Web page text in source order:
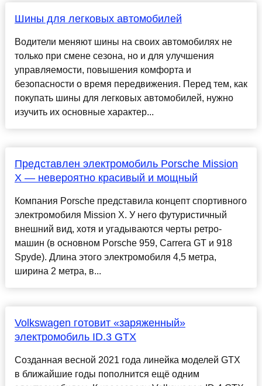
Шины для легковых автомобилей
Водители меняют шины на своих автомобилях не
только при смене сезона, но и для улучшения
управляемости, повышения комфорта и
безопасности о время передвижения. Перед тем, как
покупать шины для легковых автомобилей, нужно
изучить их основные характер...
Представлен электромобиль Porsche Mission
X — невероятно красивый и мощный
Компания Porsche представила концепт спортивного
электромобиля Mission X. У него футуристичный
внешний вид, хотя и угадываются черты ретро-
машин (в основном Porsche 959, Carrera GT и 918
Spyde). Длина этого электромобиля 4,5 метра,
ширина 2 метра, в...
Volkswagen готовит «заряженный»
электромобиль ID.3 GTX
Созданная весной 2021 года линейка моделей GTX
в ближайшие годы пополнится ещё одним